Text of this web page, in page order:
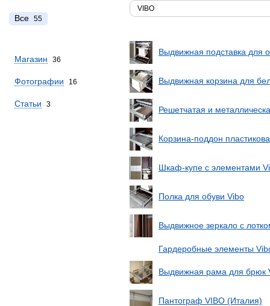
Все 55
Магазин 36
Фотографии 16
Статьи 3
Выдвижная подставка для
Выдвижная корзина для
Решетчатая и
Корзина-поддон
Шкаф-купе с элементами
Полка для обуви Vibo
Выдвижное зеркало с
Гардеробные элементы
Выдвижная рама для брюк
Пантограф VIBO (Италия)